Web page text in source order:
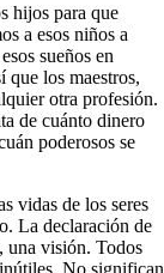
hijos para que
a esos niños a
sueños en
que los maestros,
otra profesión.
de cuánto dinero
poderosos se
vidas de los seres
La declaración de
una visión. Todos
No significan